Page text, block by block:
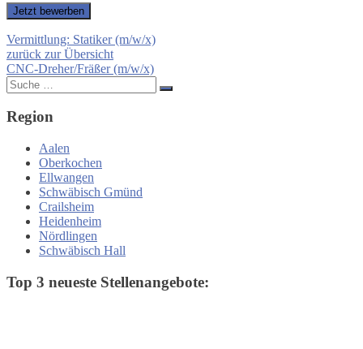
Vermittlung: Statiker (m/w/x)
zurück zur Übersicht
CNC-Dreher/Fräßer (m/w/x)
Region
Aalen
Oberkochen
Ellwangen
Schwäbisch Gmünd
Crailsheim
Heidenheim
Nördlingen
Schwäbisch Hall
Top 3 neueste Stellenangebote: